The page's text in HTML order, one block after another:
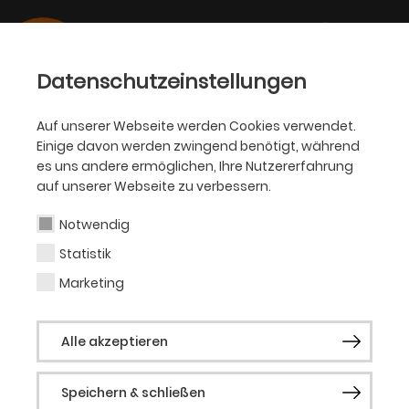
Datenschutzeinstellungen
Auf unserer Webseite werden Cookies verwendet.
Einige davon werden zwingend benötigt, während
es uns andere ermöglichen, Ihre Nutzererfahrung
auf unserer Webseite zu verbessern.
Notwendig
Statistik
Marketing
Alle akzeptieren
Speichern & schließen
16.06.2020 PHILHARMONIKER,
SCHAUSPIEL
Theater Dortmund geht
„Neue Wege“
Dortmunder Philharmoniker und Schauspiel
Dortmund